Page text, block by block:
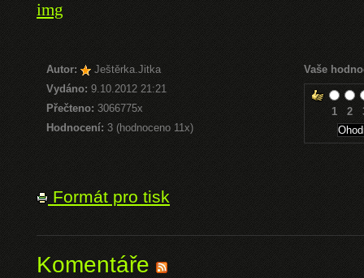
Autor:
Ještěrka.Jitka
Vydáno: 9.10.2012 21:21
Přečteno: 3066775x
Hodnocení: 3 (hodnoceno 11x)
Vaše
1 2
Formát pro tisk
Komentáře